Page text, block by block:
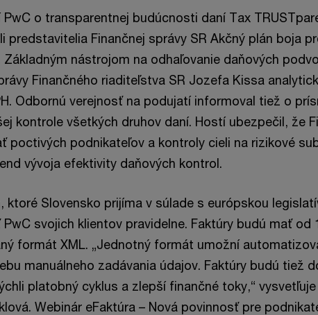
PwC o transparentnej budúcnosti daní Tax
predstavitelia Finančnej správy SR Akčný plán boja
nástrojom na odhaľovanie daňových
Finančného riaditeľstva SR Jozefa Kissa
Odbornú verejnosť na podujatí informoval tiež o
kontrole všetkých druhov daní. Hostí ubezpečil, že
poctivých podnikateľov a kontroly cieli na rizikové
vývoja efektivity daňových kontrol.
ktoré Slovensko prijíma v súlade s európskou
svojich klientov pravidelne. Faktúry budú mať od
formát XML. „Jednotný formát umožní
manuálneho zadávania údajov. Faktúry budú tiež
platobný cyklus a zlepší finančné toky,“
Webinár eFaktúra – Nová povinnosť pre